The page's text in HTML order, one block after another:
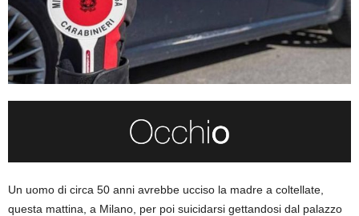
Un uomo di circa 50 anni avrebbe ucciso la madre a coltellate,
questa mattina, a Milano, per poi suicidarsi gettandosi dal palazzo